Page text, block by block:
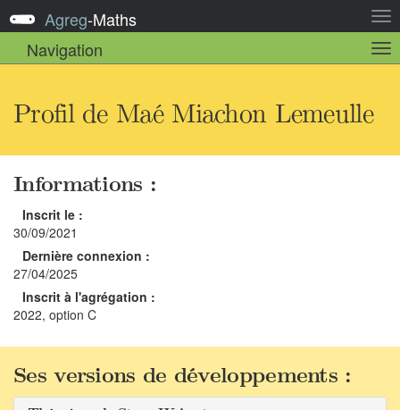
la
Agreg-Maths
Navigation
la
Profil de Maé Miachon Lemeulle
Informations :
Inscrit le :
30/09/2021
Dernière connexion :
27/04/2025
Inscrit à l'agrégation :
2022, option C
Ses versions de développements :